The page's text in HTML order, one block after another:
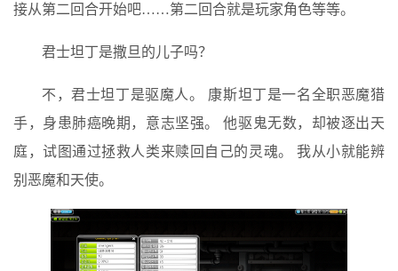
接从第二回合开始吧……第二回合就是玩家角色等等。
君士坦丁是撒旦的儿子吗？
不，君士坦丁是驱魔人。 康斯坦丁是一名全职恶魔猎
手，身患肺癌晚期，意志坚强。 他驱鬼无数，却被逐出天
庭，试图通过拯救人类来赎回自己的灵魂。 我从小就能辨
别恶魔和天使。